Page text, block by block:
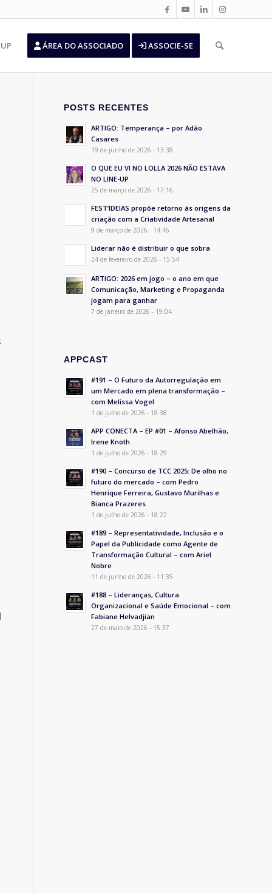
ÁREA DO ASSOCIADO ASSOCIE-SE
POSTS RECENTES
ARTIGO: Temperança – por Adão
Casares
19 de junho de 2026 - 13:38
O QUE EU VI NO LOLLA 2026 NÃO ESTAVA
NO LINE-UP
25 de março de 2026 - 17:16
FEST’IDEIAS propõe retorno às origens da
criação com a Criatividade Artesanal
9 de março de 2026 - 14:46
Liderar não é distribuir o que sobra
24 de fevereiro de 2026 - 15:54
ARTIGO: 2026 em jogo – o ano em que
Comunicação, Marketing e Propaganda
jogam para ganhar
7 de janeiro de 2026 - 19:04
APPCAST
#191 – O Futuro da Autorregulação em
um Mercado em plena transformação –
com Melissa Vogel
1 de julho de 2026 - 18:38
APP CONECTA – EP #01 – Afonso Abelhão,
Irene Knoth
1 de julho de 2026 - 18:29
#190 – Concurso de TCC 2025: De olho no
futuro do mercado – com Pedro
Henrique Ferreira, Gustavo Murilhas e
Bianca Prazeres
1 de julho de 2026 - 18:22
#189 – Representatividade, Inclusão e o
Papel da Publicidade como Agente de
Transformação Cultural – com Ariel
Nobre
11 de junho de 2026 - 11:35
#188 – Lideranças, Cultura
Organizacional e Saúde Emocional – com
Fabiane Helvadjian
27 de maio de 2026 - 15:37